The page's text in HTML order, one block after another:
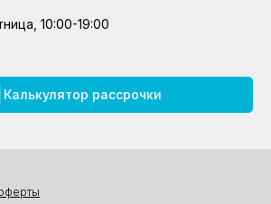
10:00-19:00
Калькулятор рассрочки